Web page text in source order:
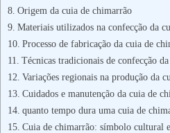
Origem da cuia de chimarrão
Materiais utilizados na confecção da
Processo de fabricação da cuia de
Técnicas tradicionais de confecção
Variações regionais na produção da
Cuidados e manutenção da cuia de
quanto tempo dura uma cuia de
Cuia de chimarrão: símbolo cultural